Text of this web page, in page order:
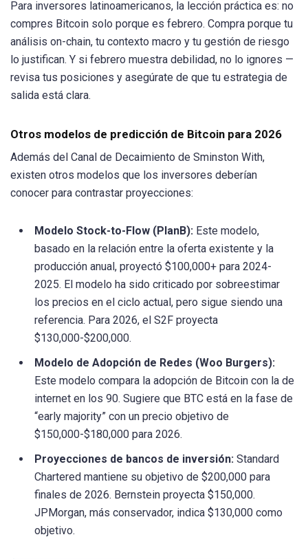
Para inversores latinoamericanos, la lección práctica es: no
compres Bitcoin solo porque es febrero. Compra porque tu
análisis on-chain, tu contexto macro y tu gestión de riesgo
lo justifican. Y si febrero muestra debilidad, no lo ignores —
revisa tus posiciones y asegúrate de que tu estrategia de
salida está clara.
Otros modelos de predicción de Bitcoin para 2026
Además del Canal de Decaimiento de Sminston With,
existen otros modelos que los inversores deberían
conocer para contrastar proyecciones:
Modelo Stock-to-Flow (PlanB): Este modelo,
basado en la relación entre la oferta existente y la
producción anual, proyectó $100,000+ para 2024-
2025. El modelo ha sido criticado por sobreestimar
los precios en el ciclo actual, pero sigue siendo una
referencia. Para 2026, el S2F proyecta
$130,000-$200,000.
Modelo de Adopción de Redes (Woo Burgers):
Este modelo compara la adopción de Bitcoin con la de
internet en los 90. Sugiere que BTC está en la fase de
“early majority” con un precio objetivo de
$150,000-$180,000 para 2026.
Proyecciones de bancos de inversión: Standard
Chartered mantiene su objetivo de $200,000 para
finales de 2026. Bernstein proyecta $150,000.
JPMorgan, más conservador, indica $130,000 como
objetivo.